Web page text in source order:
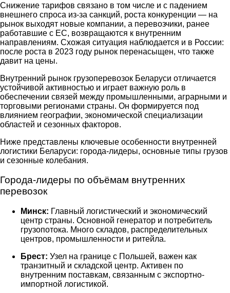
Снижение тарифов связано в том числе и с падением
внешнего спроса из-за санкций, роста конкуренции — на
рынок выходят новые компании, а перевозчики, ранее
работавшие с ЕС, возвращаются к внутренним
направлениям. Схожая ситуация наблюдается и в России:
после роста в 2023 году рынок перенасыщен, что также
давит на цены.
Внутренний рынок грузоперевозок Беларуси отличается
устойчивой активностью и играет важную роль в
обеспечении связей между промышленными, аграрными и
торговыми регионами страны. Он формируется под
влиянием географии, экономической специализации
областей и сезонных факторов.
Ниже представлены ключевые особенности внутренней
логистики Беларуси: города-лидеры, основные типы грузов
и сезонные колебания.
Города-лидеры по объёмам внутренних
перевозок
Минск: Главный логистический и экономический
центр страны. Основной генератор и потребитель
грузопотока. Много складов, распределительных
центров, промышленности и ритейла.
Брест: Узел на границе с Польшей, важен как
транзитный и складской центр. Активен по
внутренним поставкам, связанным с экспортно-
импортной логистикой.